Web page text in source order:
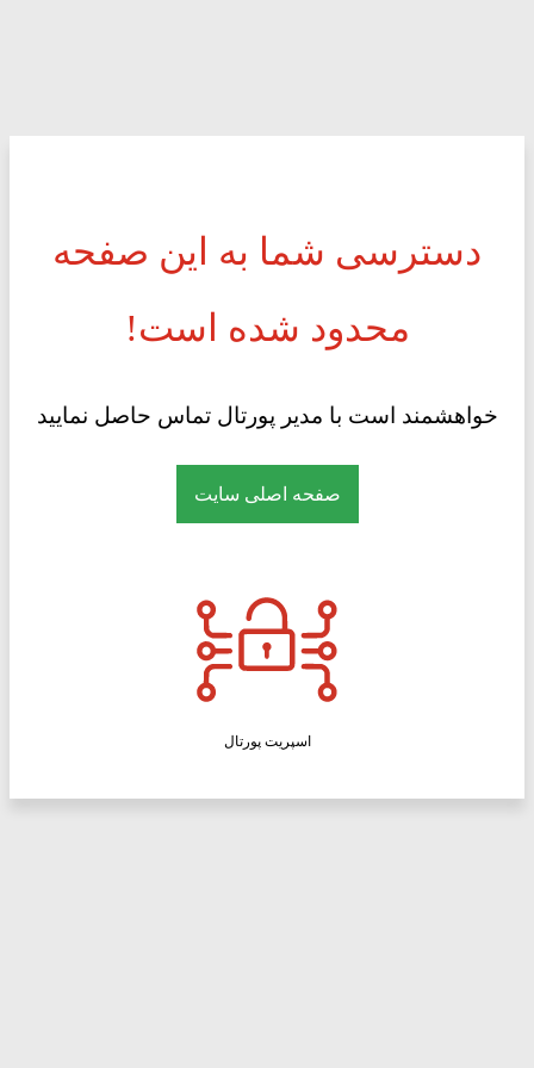
دسترسی شما به این صفحه
محدود شده است!
خواهشمند است با مدیر پورتال تماس حاصل نمایید
صفحه اصلی سایت
اسپریت پورتال